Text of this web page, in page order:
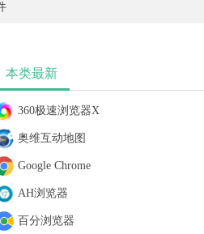
本类最新
360极速浏览器X
奥维互动地图
Google Chrome
AH浏览器
百分浏览器